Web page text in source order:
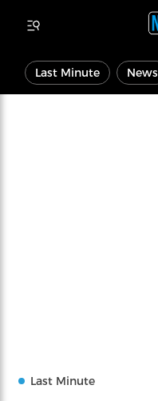
Last Minute News
Last Minute